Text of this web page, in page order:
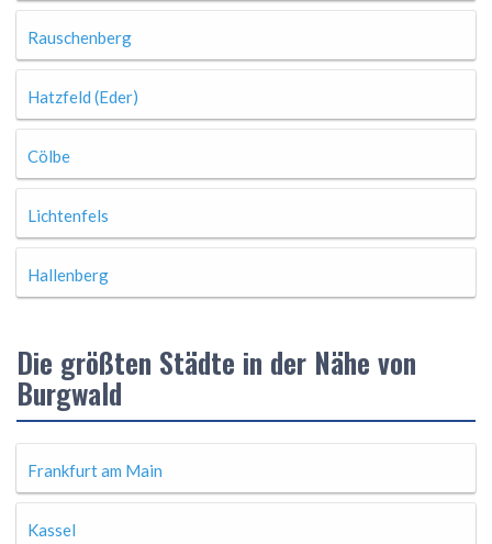
Rauschenberg
Hatzfeld (Eder)
Cölbe
Lichtenfels
Hallenberg
Die größten Städte in der Nähe von
Burgwald
Frankfurt am Main
Kassel